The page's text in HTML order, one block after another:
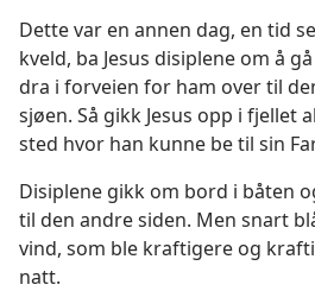
Dette var en annen dag, en tid
kveld, ba Jesus disiplene om å
dra i forveien for ham over til
sjøen. Så gikk Jesus opp i fjellet
sted hvor han kunne be til sin
Disiplene gikk om bord i båten
til den andre siden. Men snart
vind, som ble kraftigere og
natt.